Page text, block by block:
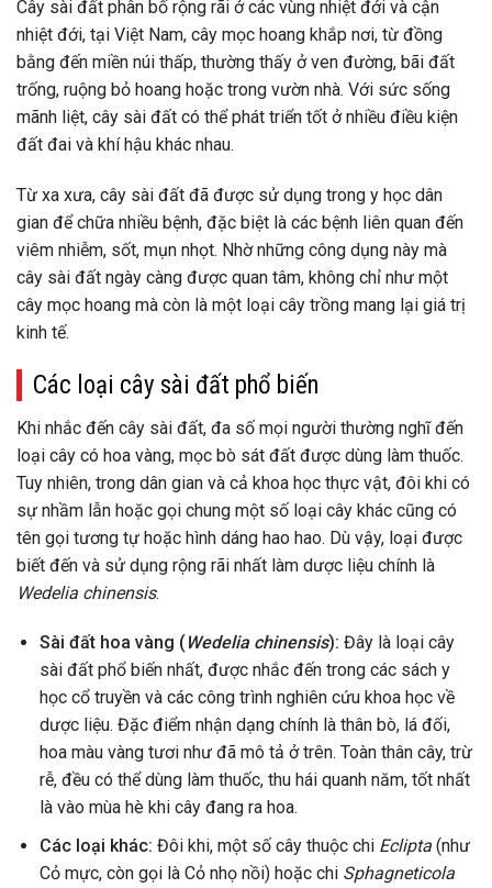
Cây sài đất phân bố rộng rãi ở các vùng nhiệt đới và cận
nhiệt đới, tại Việt Nam, cây mọc hoang khắp nơi, từ đồng
bằng đến miền núi thấp, thường thấy ở ven đường, bãi đất
trống, ruộng bỏ hoang hoặc trong vườn nhà. Với sức sống
mãnh liệt, cây sài đất có thể phát triển tốt ở nhiều điều kiện
đất đai và khí hậu khác nhau.
Từ xa xưa, cây sài đất đã được sử dụng trong y học dân
gian để chữa nhiều bệnh, đặc biệt là các bệnh liên quan đến
viêm nhiễm, sốt, mụn nhọt. Nhờ những công dụng này mà
cây sài đất ngày càng được quan tâm, không chỉ như một
cây mọc hoang mà còn là một loại cây trồng mang lại giá trị
kinh tế.
Các loại cây sài đất phổ biến
Khi nhắc đến cây sài đất, đa số mọi người thường nghĩ đến
loại cây có hoa vàng, mọc bò sát đất được dùng làm thuốc.
Tuy nhiên, trong dân gian và cả khoa học thực vật, đôi khi có
sự nhầm lẫn hoặc gọi chung một số loại cây khác cũng có
tên gọi tương tự hoặc hình dáng hao hao. Dù vậy, loại được
biết đến và sử dụng rộng rãi nhất làm dược liệu chính là
Wedelia chinensis.
Sài đất hoa vàng ( Wedelia chinensis): Đây là loại cây
sài đất phổ biến nhất, được nhắc đến trong các sách y
học cổ truyền và các công trình nghiên cứu khoa học về
dược liệu. Đặc điểm nhận dạng chính là thân bò, lá đối,
hoa màu vàng tươi như đã mô tả ở trên. Toàn thân cây, trừ
rễ, đều có thể dùng làm thuốc, thu hái quanh năm, tốt nhất
là vào mùa hè khi cây đang ra hoa.
Các loại khác: Đôi khi, một số cây thuộc chi Eclipta(như
Cỏ mực, còn gọi là Cỏ nhọ nồi) hoặc chi Sphagneticola